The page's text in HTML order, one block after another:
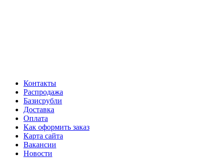
Контакты
Распродажа
Базисрубли
Доставка
Оплата
Как оформить заказ
Карта сайта
Вакансии
Новости